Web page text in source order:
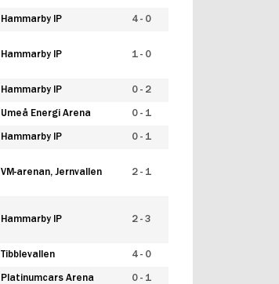
Hammarby IP 4 - 0
Hammarby IP 1 - 0
Hammarby IP 0 - 2
Umeå Energi Arena 0 - 1
Hammarby IP 0 - 1
VM-arenan, Jernvallen 2 - 1
Hammarby IP 2 - 3
Tibblevallen 4 - 0
Platinumcars Arena 0 - 1